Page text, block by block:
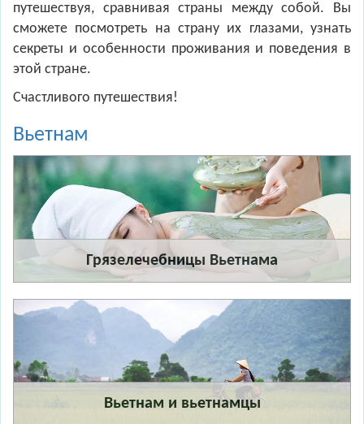
путешествуя, сравнивая страны между собой. Вы
сможете посмотреть на страну их глазами, узнать
секреты и особенности проживания и поведения в
этой стране.
Счастливого путешествия!
Вьетнам
Грязелечебницы Вьетнама
Вьетнам и вьетнамцы